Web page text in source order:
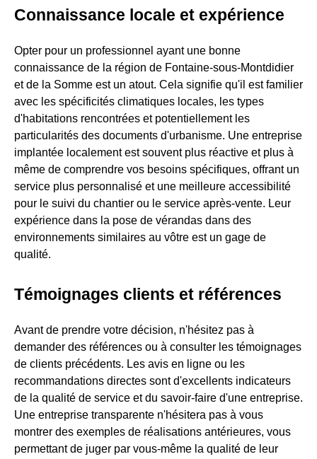
Connaissance locale et expérience
Opter pour un professionnel ayant une bonne
connaissance de la région de Fontaine-sous-Montdidier
et de la Somme est un atout. Cela signifie qu'il est familier
avec les spécificités climatiques locales, les types
d'habitations rencontrées et potentiellement les
particularités des documents d'urbanisme. Une entreprise
implantée localement est souvent plus réactive et plus à
même de comprendre vos besoins spécifiques, offrant un
service plus personnalisé et une meilleure accessibilité
pour le suivi du chantier ou le service après-vente. Leur
expérience dans la pose de vérandas dans des
environnements similaires au vôtre est un gage de
qualité.
Témoignages clients et références
Avant de prendre votre décision, n'hésitez pas à
demander des références ou à consulter les témoignages
de clients précédents. Les avis en ligne ou les
recommandations directes sont d'excellents indicateurs
de la qualité de service et du savoir-faire d'une entreprise.
Une entreprise transparente n'hésitera pas à vous
montrer des exemples de réalisations antérieures, vous
permettant de juger par vous-même la qualité de leur